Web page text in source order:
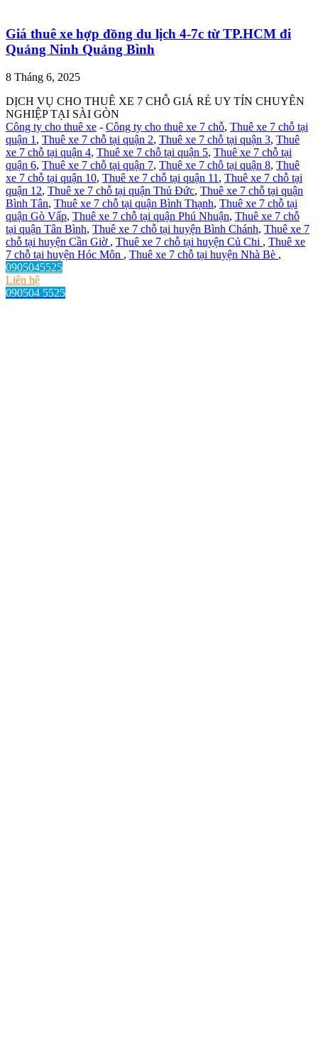
Giá thuê xe hợp đồng du lịch 4-7c từ TP.HCM đi
Quảng Ninh Quảng Bình
8 Tháng 6, 2025
DỊCH VỤ CHO THUÊ XE 7 CHỖ GIÁ RẺ UY TÍN CHUYÊN
NGHIỆP TẠI SÀI GÒN
Công ty cho thuê xe - Công ty cho thuê xe 7 chỗ, Thuê xe 7 chỗ tại
quận 1 , Thuê xe 7 chỗ tại quận 2, Thuê xe 7 chỗ tại quận 3, Thuê
xe 7 chỗ tại quận 4, Thuê xe 7 chỗ tại quận 5, Thuê xe 7 chỗ tại
quận 6, Thuê xe 7 chỗ tại quận 7, Thuê xe 7 chỗ tại quận 8, Thuê
xe 7 chỗ tại quận 10, Thuê xe 7 chỗ tại quận 11 , Thuê xe 7 chỗ tại
quận 12, Thuê xe 7 chỗ tại quận Thủ Đức, Thuê xe 7 chỗ tại quận
Bình Tân, Thuê xe 7 chỗ tại quận Bình Thạnh, Thuê xe 7 chỗ tại
quận Gò Vấp, Thuê xe 7 chỗ tại quận Phú Nhuận, Thuê xe 7 chỗ
tại quận Tân Bình, Thuê xe 7 chỗ tại huyện Bình Chánh, Thuê xe 7
chỗ tại huyện Cần Giờ , Thuê xe 7 chỗ tại huyện Củ Chi , Thuê xe
7 chỗ tại huyện Hóc Môn , Thuê xe 7 chỗ tại huyện Nhà Bè ,
0905045525
Liên hệ
090504 5525